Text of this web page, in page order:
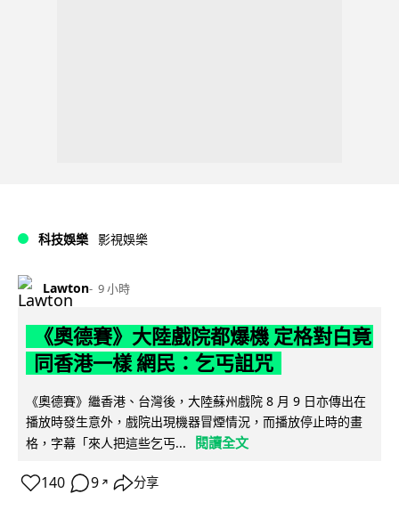
科技娛樂 影視娛樂
Lawton 9 小時
《奧德賽》大陸戲院都爆機 定格對白竟
同香港一樣 網民：乞丐詛咒
《奧德賽》繼香港、台灣後，大陸蘇州戲院 8 月 9 日亦傳出在
播放時發生意外，戲院出現機器冒煙情況，而播放停止時的畫
格，字幕「來人把這些乞丐...
閱讀全文
140 9 ↗ 分享